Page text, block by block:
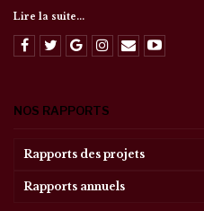
Lire la suite...
NOS RAPPORTS
Rapports des projets
Rapports annuels